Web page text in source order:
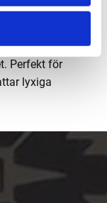
i Alpine Frost-
och erbjuder en
Perfekt för
lyxiga